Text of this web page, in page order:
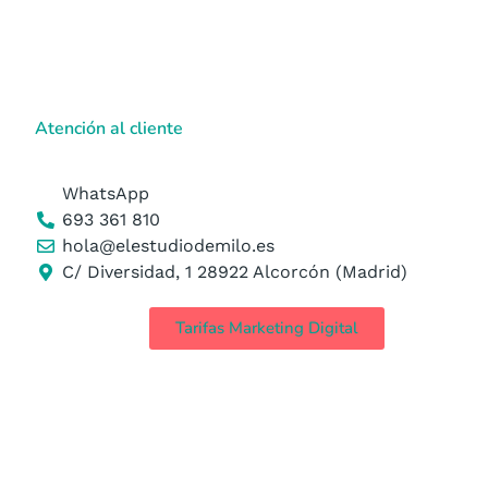
Atención al cliente
WhatsApp
693 361 810
hola@elestudiodemilo.es
C/ Diversidad, 1 28922 Alcorcón (Madrid)
Tarifas Marketing Digital